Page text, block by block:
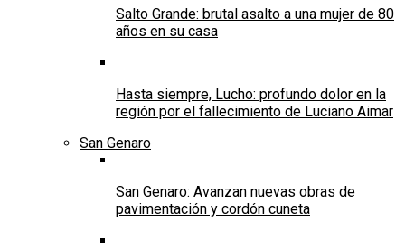
Salto Grande: brutal asalto a una mujer de 80
años en su casa
Hasta siempre, Lucho: profundo dolor en la
región por el fallecimiento de Luciano Aimar
San Genaro
San Genaro: Avanzan nuevas obras de
pavimentación y cordón cuneta